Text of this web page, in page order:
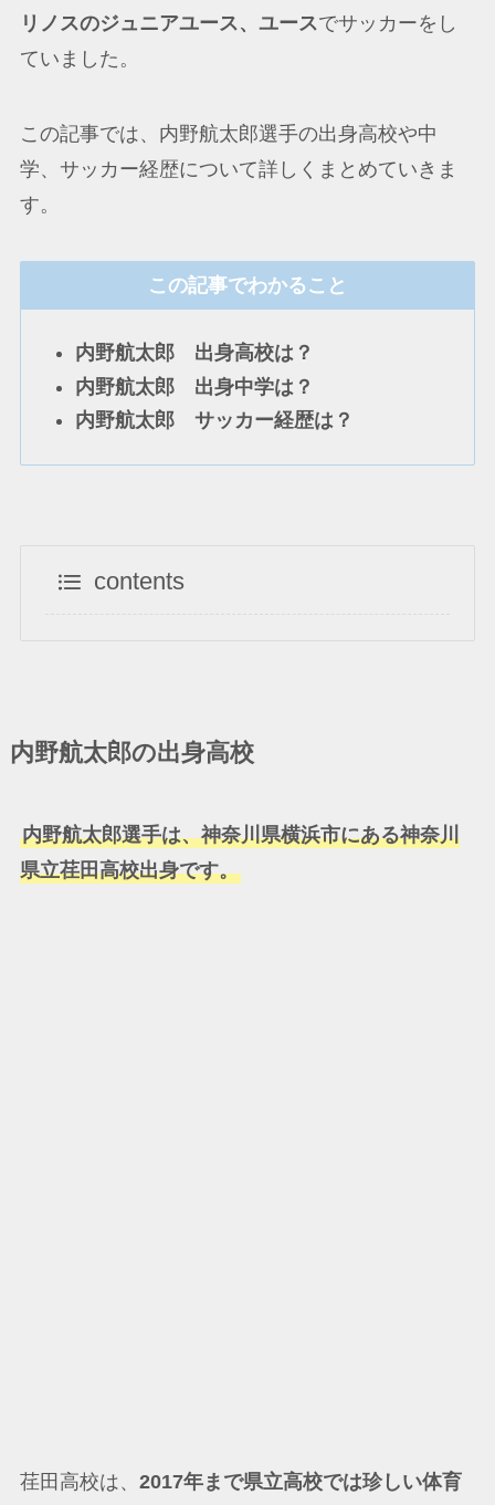
リノスのジュニアユース、ユースでサッカーをし
ていました。
この記事では、内野航太郎選手の出身高校や中
学、サッカー経歴について詳しくまとめていきま
す。
この記事でわかること
内野航太郎 出身高校は？
内野航太郎 出身中学は？
内野航太郎 サッカー経歴は？
contents
内野航太郎の出身高校
内野航太郎選手は、神奈川県横浜市にある神奈川
県立荏田高校出身です。
荏田高校は、 2017年まで県立高校では珍しい体育